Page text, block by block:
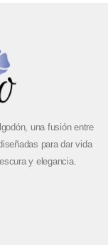
una fusión entre
para dar vida
y elegancia.